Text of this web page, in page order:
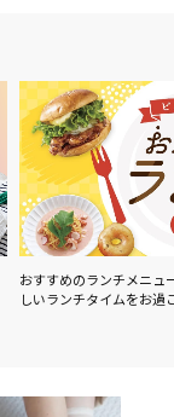
おすすめのランチメニュ
しいランチタイムをお